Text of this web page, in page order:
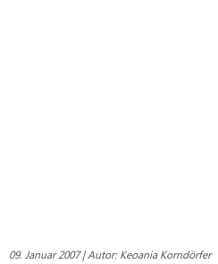
09. Januar 2007 | Autor: Keoania Korndörfer